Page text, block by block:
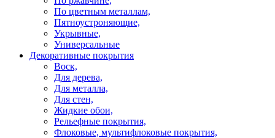
По цветным металлам,
Пятноустроняющие,
Укрывные,
Универсальные
Декоративные покрытия
Воск,
Для дерева,
Для металла,
Для стен,
Жидкие обои,
Рельефные покрытия,
Флоковые, мультифлоковые покрытия,